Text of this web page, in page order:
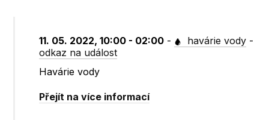
11. 05. 2022, 10:00 - 02:00 - havárie vody -
odkaz na událost
Havárie vody
Přejít na více informací